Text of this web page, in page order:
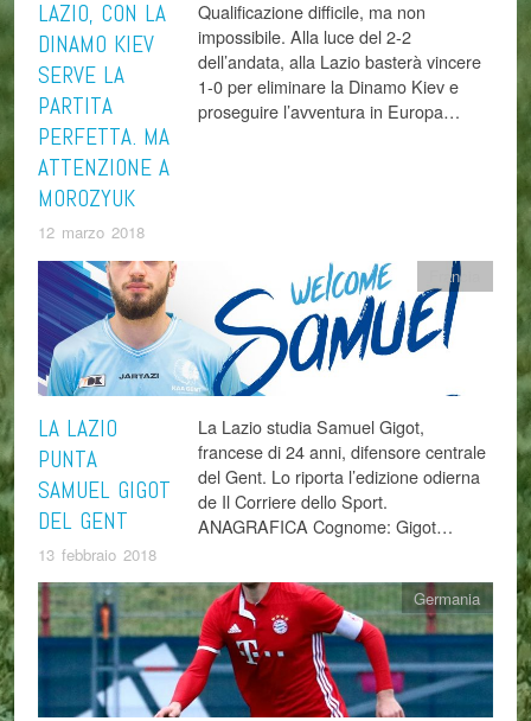
LAZIO, CON LA
DINAMO KIEV
SERVE LA
PARTITA
PERFETTA. MA
ATTENZIONE A
MOROZYUK
12 marzo 2018
Qualificazione difficile, ma non
impossibile. Alla luce del 2-2
dell’andata, alla Lazio basterà vincere
1-0 per eliminare la Dinamo Kiev e
proseguire l’avventura in Europa…
LA LAZIO
PUNTA
SAMUEL GIGOT
DEL GENT
13 febbraio 2018
Francia
La Lazio studia Samuel Gigot,
francese di 24 anni, difensore centrale
del Gent. Lo riporta l’edizione odierna
de Il Corriere dello Sport.
ANAGRAFICA Cognome: Gigot…
Germania